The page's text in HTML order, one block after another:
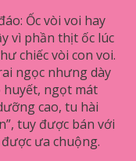
Ốc vòi voi hay
vì phần thịt ốc lúc
chiếc vòi con voi.
ngọc nhưng dày
huyết, ngọt mát
cao, tu hài
tuy được bán với
ưa chuộng.